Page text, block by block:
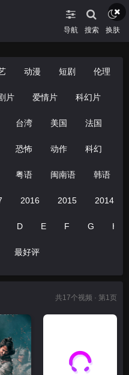
导航 搜索 换肤
动漫 短剧 伦理
片 爱情片 科幻片
台湾 美国 法国
恐怖 动作 科幻
粤语 闽南语 韩语
2016 2015 2014
D E F G H
最好评
共17个视频 · 第1页